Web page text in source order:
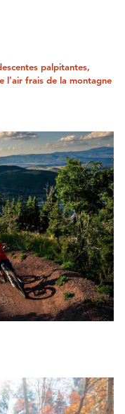
palpitantes,
l'air frais de la montagne